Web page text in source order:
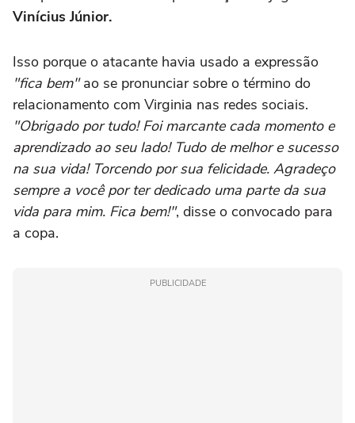
Vinícius Júnior.
Isso porque o atacante havia usado a expressão
"fica bem"ao se pronunciar sobre o término do
relacionamento com Virginia nas redes sociais.
"Obrigado por tudo! Foi marcante cada momento e
aprendizado ao seu lado! Tudo de melhor e sucesso
na sua vida! Torcendo por sua felicidade. Agradeço
sempre a você por ter dedicado uma parte da sua
vida para mim. Fica bem!", disse o convocado para
a copa.
PUBLICIDADE